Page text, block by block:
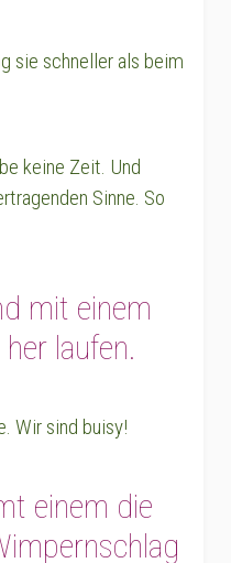
sie schneller als beim
keine Zeit. Und
Sinne. So
mit einem
laufen.
Wir sind buisy!
einem die